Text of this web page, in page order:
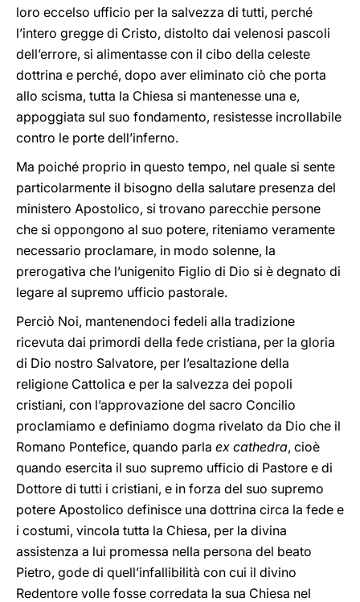
loro eccelso ufficio per la salvezza di tutti, perché
l’intero gregge di Cristo, distolto dai velenosi pascoli
dell’errore, si alimentasse con il cibo della celeste
dottrina e perché, dopo aver eliminato ciò che porta
allo scisma, tutta la Chiesa si mantenesse una e,
appoggiata sul suo fondamento, resistesse incrollabile
contro le porte dell’inferno.
Ma poiché proprio in questo tempo, nel quale si sente
particolarmente il bisogno della salutare presenza del
ministero Apostolico, si trovano parecchie persone
che si oppongono al suo potere, riteniamo veramente
necessario proclamare, in modo solenne, la
prerogativa che l’unigenito Figlio di Dio si è degnato di
legare al supremo ufficio pastorale.
Perciò Noi, mantenendoci fedeli alla tradizione
ricevuta dai primordi della fede cristiana, per la gloria
di Dio nostro Salvatore, per l’esaltazione della
religione Cattolica e per la salvezza dei popoli
cristiani, con l’approvazione del sacro Concilio
proclamiamo e definiamo dogma rivelato da Dio che il
Romano Pontefice, quando parla ex cathedra, cioè
quando esercita il suo supremo ufficio di Pastore e di
Dottore di tutti i cristiani, e in forza del suo supremo
potere Apostolico definisce una dottrina circa la fede e
i costumi, vincola tutta la Chiesa, per la divina
assistenza a lui promessa nella persona del beato
Pietro, gode di quell’infallibilità con cui il divino
Redentore volle fosse corredata la sua Chiesa nel